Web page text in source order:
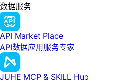
数据服务
API Market Place
API数据应用服务专家
JUHE MCP & SKILL Hub